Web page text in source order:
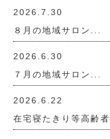
2026.7.30
８月の地域サロン...
2026.6.30
７月の地域サロン...
2026.6.22
在宅寝たきり等高齢